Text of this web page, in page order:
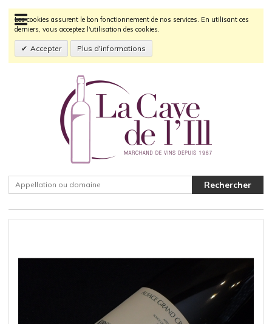
Les cookies assurent le bon fonctionnement de nos services. En utilisant ces
derniers, vous acceptez l'utilisation des cookies.
Accepter Plus d'informations